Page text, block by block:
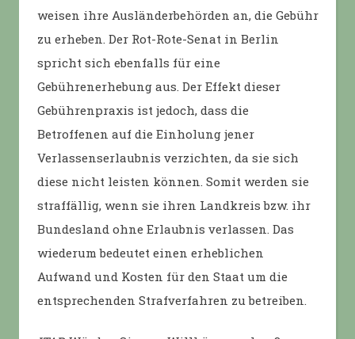
weisen ihre Ausländerbehörden an, die Gebühr
zu erheben. Der Rot-Rote-Senat in Berlin
spricht sich ebenfalls für eine
Gebührenerhebung aus. Der Effekt dieser
Gebührenpraxis ist jedoch, dass die
Betroffenen auf die Einholung jener
Verlassenserlaubnis verzichten, da sie sich
diese nicht leisten können. Somit werden sie
straffällig, wenn sie ihren Landkreis bzw. ihr
Bundesland ohne Erlaubnis verlassen. Das
wiederum bedeutet einen erheblichen
Aufwand und Kosten für den Staat um die
entsprechenden Strafverfahren zu betreiben.